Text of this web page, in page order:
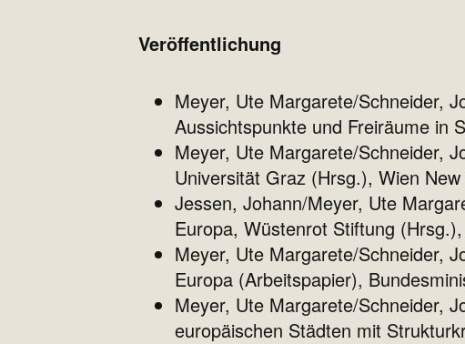
Veröffentlichung
Meyer, Ute Margarete/Schneider,
Aussichtspunkte und Freiräume
Meyer, Ute Margarete/Schneider,
Universität Graz (Hrsg.), Wien
Jessen, Johann/Meyer, Ute
Europa, Wüstenrot Stiftung
Meyer, Ute Margarete/Schneider,
Europa (Arbeitspapier),
Meyer, Ute Margarete/Schneider,
europäischen Städten mit